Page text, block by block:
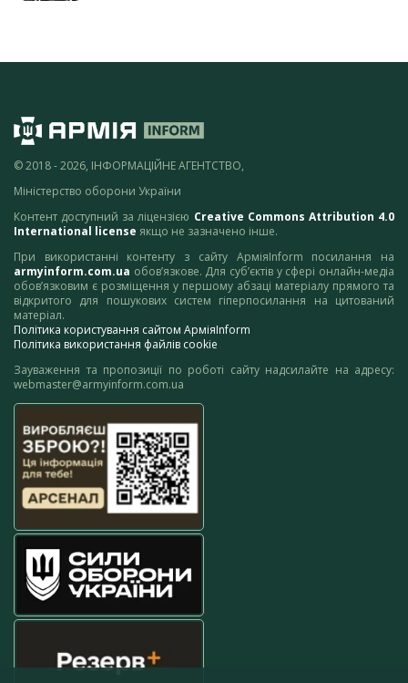
© 2018 - 2026, ІНФОРМАЦІЙНЕ АГЕНТСТВО,
Міністерство оборони України
Контент доступний за ліцензією Creative Commons Attribution 4.0
International license якщо не зазначено інше.
При використанні контенту з сайту АрміяInform посилання на
armyinform.com.ua обов’язкове. Для суб’єктів у сфері онлайн-медіа
обов’язковим є розміщення у першому абзаці матеріалу прямого та
відкритого для пошукових систем гіперпосилання на цитований
матеріал.
Політика користування сайтом АрміяInform
Політика використання файлів cookie
Зауваження та пропозиції по роботі сайту надсилайте на адресу:
webmaster@armyinform.com.ua